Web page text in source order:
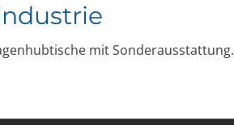
mit Sonderausstattung.